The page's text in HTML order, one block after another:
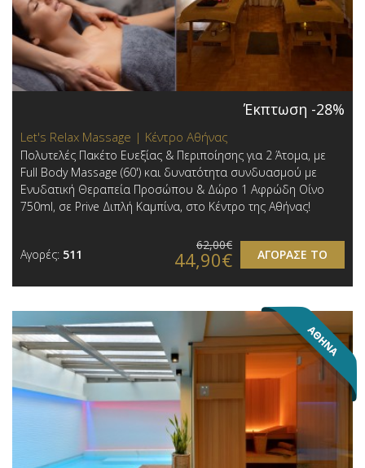
Έκπτωση -28%
Let's Relax Massage | Κέντρο Αθήνας
Πολυτελές Πακέτο Ευεξίας & Περιποίησης για 2 Άτομα, με
Full Body Massage (60') και δυνατότητα συνδυασμού με
Ενυδατική Θεραπεία Προσώπου & Δώρο 1 Αφρώδη Οίνο
750ml, σε Prive Διπλή Καμπίνα, στο Κέντρο της Αθήνας!
Αγορές: 511 ΑΓΟΡΑΣΕ ΤΟ
62,00€
44,90€